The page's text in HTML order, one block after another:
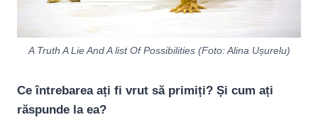
A Truth A Lie And A list Of Possibilities (Foto: Alina Ușurelu)
Ce întrebarea ați fi vrut să primiți? Și cum ați
răspunde la ea?